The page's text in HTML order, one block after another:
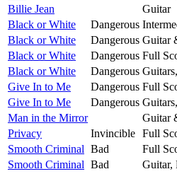
Billie Jean
Guitar
Black or White
Dangerous
Black or White
Dangerous Guitar
Black or White
Dangerous Full
Black or White
Dangerous
Give In to Me
Dangerous Full
Give In to Me
Dangerous
Man in the Mirror
Guitar
Privacy
Invincible Full
Smooth Criminal Bad
Full
Smooth Criminal Bad Guitar,